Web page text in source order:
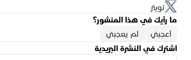
تويتر
ما رأيك في هذا المنشور؟
أعجبني
لم يعجبني
اشترك في النشرة البريدية